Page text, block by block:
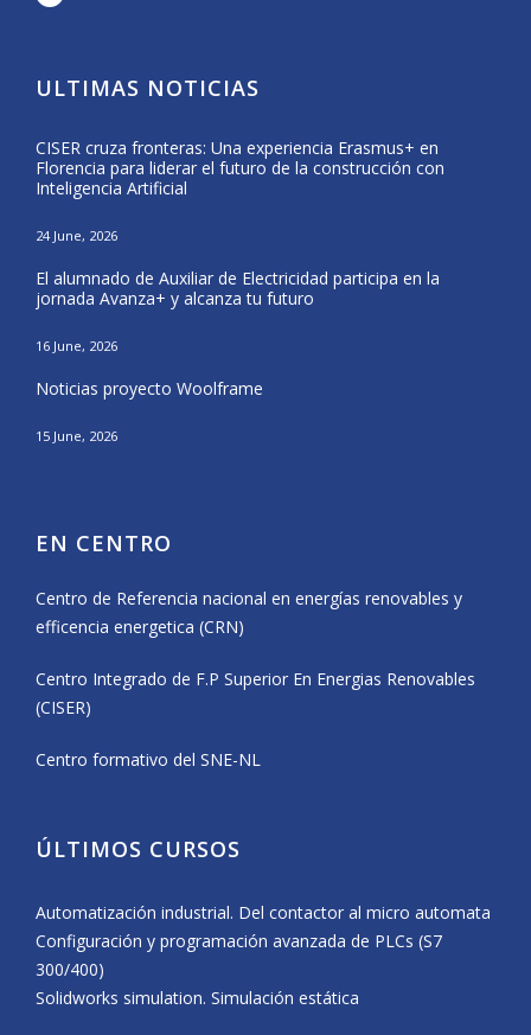
ULTIMAS NOTICIAS
CISER cruza fronteras: Una experiencia Erasmus+ en
Florencia para liderar el futuro de la construcción con
Inteligencia Artificial
24 June, 2026
El alumnado de Auxiliar de Electricidad participa en la
jornada Avanza+ y alcanza tu futuro
16 June, 2026
Noticias proyecto Woolframe
15 June, 2026
EN CENTRO
Centro de Referencia nacional en energías renovables y
efficencia energetica (CRN)
Centro Integrado de F.P Superior En Energias Renovables
(CISER)
Centro formativo del SNE-NL
ÚLTIMOS CURSOS
Automatización industrial. Del contactor al micro automata
Configuración y programación avanzada de PLCs (S7
300/400)
Solidworks simulation. Simulación estática